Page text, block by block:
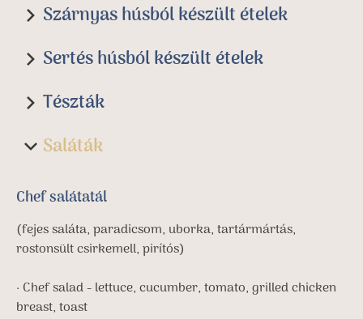
Szárnyas húsból készült ételek
Sertés húsból készült ételek
Tészták
Saláták
Chef salátatál
(fejes saláta, paradicsom, uborka, tartármártás,
rostonsült csirkemell, pirítós)
· Chef salad - lettuce, cucumber, tomato, grilled chicken
breast, toast